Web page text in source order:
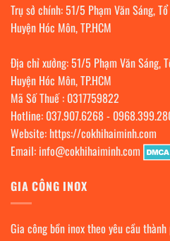
Trụ sở chính: 51/5 Phạm Văn Sáng,
Huyện Hóc Môn, TP.HCM
Địa chỉ xưởng: 51/5 Phạm Văn Sáng,
Huyện Hóc Môn, TP.HCM
Mã Số Thuế : 0317759822
Hotline: 037.907.6268-
Website: https://cokhihaiminh.com
Email: info@cokhihaiminh.com
GIA CÔNG INOX
Gia công bồn inox theo yêu cầu